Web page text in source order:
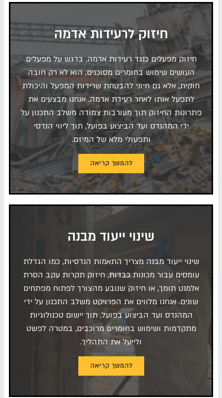
חיזוק לרעידות אדמה
חיזוק מפעלים כנגד רעידות אדמה, בדגש על מפעלים
העושים שימוש בחומרים מסוכנים, הוא לא רק חובה
חוקית, אלא גם חיוני להבטחת שרידות המפעל והיכולת
לתפעל אותו לאחר רעידת אדמה. אנחנו מבצעים את
פתרונות החיזוק תוך מעורבות צמודה משלב התכנון על
ידי המהנדס ועד הביצוע בפועל, תוך ליווי הנדסי
ותפעולי מלא של המיזם.
להמשך קריאה
שינוי ייעוד מבנה
שינוי ייעוד מבנה מצריך התאמות הנדסיות, כמו הגדלת
עומסים עבור מכונות כבדות, חיזוק תקרות עקב הסרת
אלמנט תומך, או חיזוק שנובע מהצורך לפתוח מפתחים
שונים. אנחנו מלווים את הפרויקט משלב התכנון על ידי
המהנדס ועד הביצוע בפועל, תוך יישום טכנולוגיות
מתקדמות ושימוש בחומרים מרוכבים, במטרה לפשט
ולייעל את התהליך.
להמשך קריאה